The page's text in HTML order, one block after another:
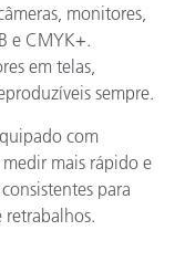
monitores,
e CMYK+.
em telas,
sempre.
com
mais rápido e
para
retrabalhos.